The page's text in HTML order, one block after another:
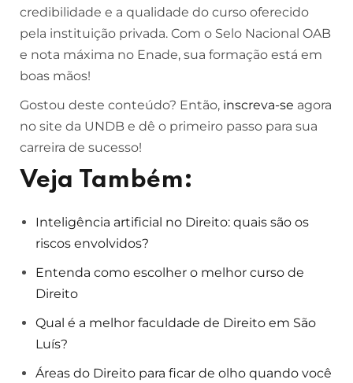
credibilidade e a qualidade do curso oferecido
pela instituição privada. Com o Selo Nacional OAB
e nota máxima no Enade, sua formação está em
boas mãos!
Gostou deste conteúdo? Então, inscreva-se agora
no site da UNDB e dê o primeiro passo para sua
carreira de sucesso!
Veja Também:
Inteligência artificial no Direito: quais são os
riscos envolvidos?
Entenda como escolher o melhor curso de
Direito
Qual é a melhor faculdade de Direito em São
Luís?
Áreas do Direito para ficar de olho quando você